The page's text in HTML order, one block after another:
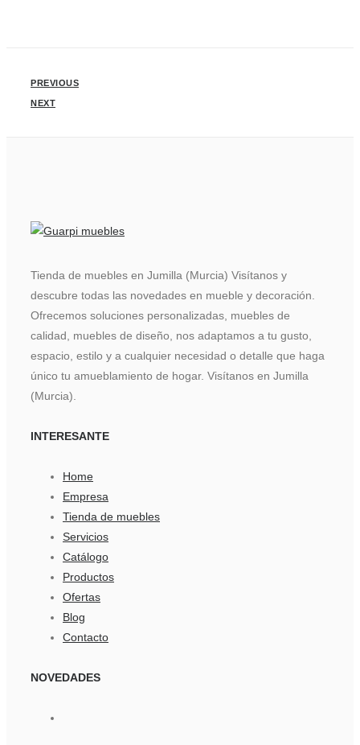
PREVIOUS
NEXT
Tienda de muebles en Jumilla (Murcia) Visítanos y
descubre todas las novedades en mueble y decoración.
Ofrecemos soluciones personalizadas, muebles de
calidad, muebles de diseño, nos adaptamos a tu gusto,
espacio, estilo y a cualquier necesidad o detalle que haga
único tu amueblamiento de hogar. Visítanos en Jumilla
(Murcia).
INTERESANTE
Home
Empresa
Tienda de muebles
Servicios
Catálogo
Productos
Ofertas
Blog
Contacto
NOVEDADES